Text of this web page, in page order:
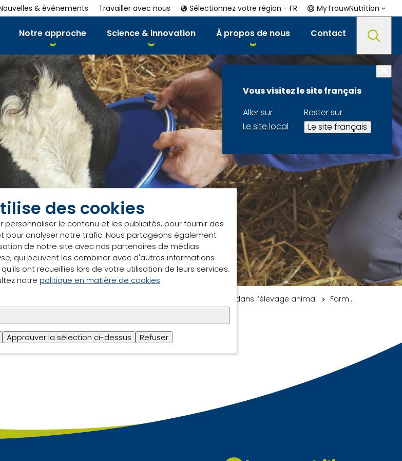
des cookies
personnaliser le contenu et les publicités, pour fournir des
pour analyser notre trafic. Nous partageons également
de notre site avec nos partenaires de médias
qui peuvent les combiner avec d'autres informations
ont recueillies lors de votre utilisation de leurs services.
notre politique en matière de cookies.
Approuver la sélection ci-dessus Refuser
Notre approche Science & innovation À propos de nous Contact
& événements Travailler avec nous Sélectionnez votre région - FR MyTrouwNutrition
Vous visitez le site français
Aller sur
Le site local
Rester sur
Le site français
Farm-O-San : pour une meilleure production dans l’élevage animal Farm-O-San Reviva